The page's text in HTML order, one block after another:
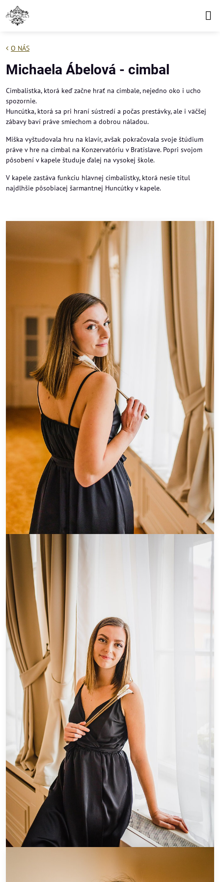
O NÁS
Michaela Ábelová - cimbal
Cimbalistka, ktorá keď začne hrať na cimbale, nejedno oko i ucho
spozornie.
Huncútka, ktorá sa pri hraní sústredí a počas prestávky, ale i väčšej
zábavy baví práve smiechom a dobrou náladou.
Miška vyštudovala hru na klavír, avšak pokračovala svoje štúdium
práve v hre na cimbal na Konzervatóriu v Bratislave. Popri svojom
pôsobení v kapele študuje ďalej na vysokej škole.
V kapele zastáva funkciu hlavnej cimbalistky, ktorá nesie titul
najdlhšie pôsobiacej šarmantnej Huncútky v kapele.